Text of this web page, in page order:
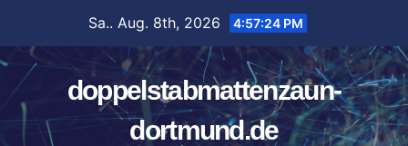
springen
Sa.. Aug. 8th, 2026 4:57:24 PM
doppelstabmattenzaun-
dortmund.de